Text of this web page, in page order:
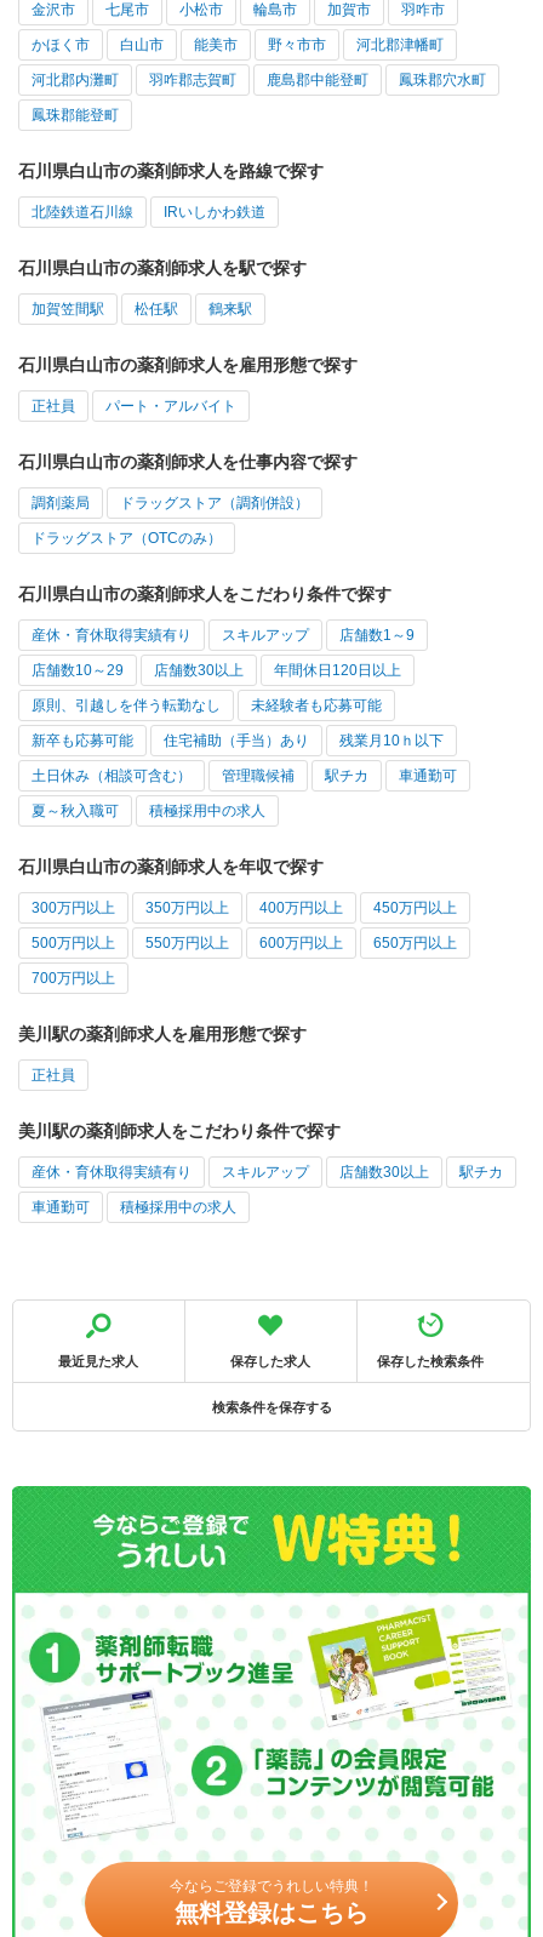
金沢市 七尾市 小松市 輪島市 加賀市 羽咋市
かほく市 白山市 能美市 野々市市 河北郡津幡町
河北郡内灘町 羽咋郡志賀町 鹿島郡中能登町 鳳珠郡穴水町
鳳珠郡能登町
石川県白山市の薬剤師求人を路線で探す
北陸鉄道石川線 IRいしかわ鉄道
石川県白山市の薬剤師求人を駅で探す
加賀笠間駅 松任駅 鶴来駅
石川県白山市の薬剤師求人を雇用形態で探す
正社員 パート・アルバイト
石川県白山市の薬剤師求人を仕事内容で探す
調剤薬局 ドラッグストア（調剤併設）
ドラッグストア（OTCのみ）
石川県白山市の薬剤師求人をこだわり条件で探す
産休・育休取得実績有り スキルアップ 店舗数1～9
店舗数10～29 店舗数30以上 年間休日120日以上
原則、引越しを伴う転勤なし 未経験者も応募可能
新卒も応募可能 住宅補助（手当）あり 残業月10ｈ以下
土日休み（相談可含む） 管理職候補 駅チカ 車通勤可
夏～秋入職可 積極採用中の求人
石川県白山市の薬剤師求人を年収で探す
300万円以上 350万円以上 400万円以上 450万円以上
500万円以上 550万円以上 600万円以上 650万円以上
700万円以上
美川駅の薬剤師求人を雇用形態で探す
正社員
美川駅の薬剤師求人をこだわり条件で探す
産休・育休取得実績有り スキルアップ 店舗数30以上 駅チカ
車通勤可 積極採用中の求人
最近見た求人 保存した求人 保存した検索条件
検索条件を保存する
今ならご登録でうれしい特典！
無料登録はこちら